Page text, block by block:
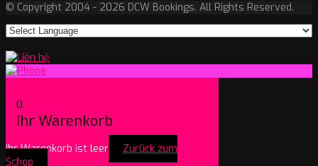
© Copyright 2004 - 2026 DCW Bookings. All Rights Reserved.
0
Ihr Warenkorb
Ihr Warenkorb ist leer
Zurück zum
Schop